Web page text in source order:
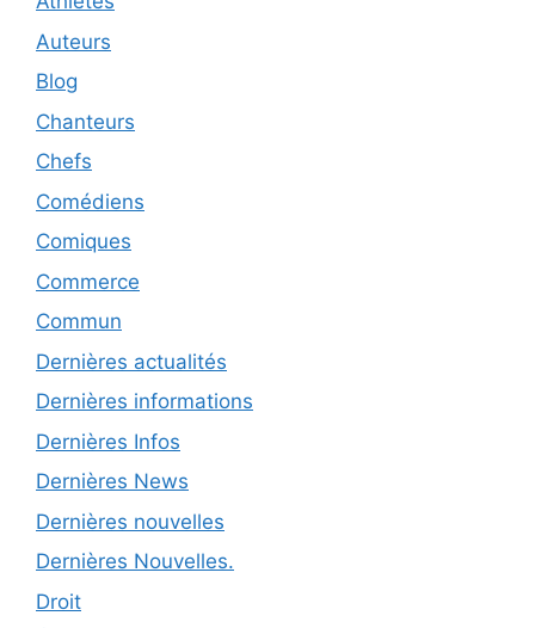
Auteurs
Blog
Chanteurs
Chefs
Comédiens
Comiques
Commerce
Commun
Dernières actualités
Dernières informations
Dernières Infos
Dernières News
Dernières nouvelles
Dernières Nouvelles.
Droit